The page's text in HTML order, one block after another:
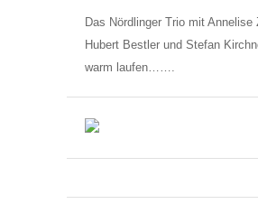
Das Nördlinger Trio mit Annelise
Hubert Bestler und Stefan
warm laufen…….